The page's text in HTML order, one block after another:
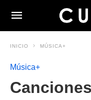
INICIO MÚSICA+
Música+